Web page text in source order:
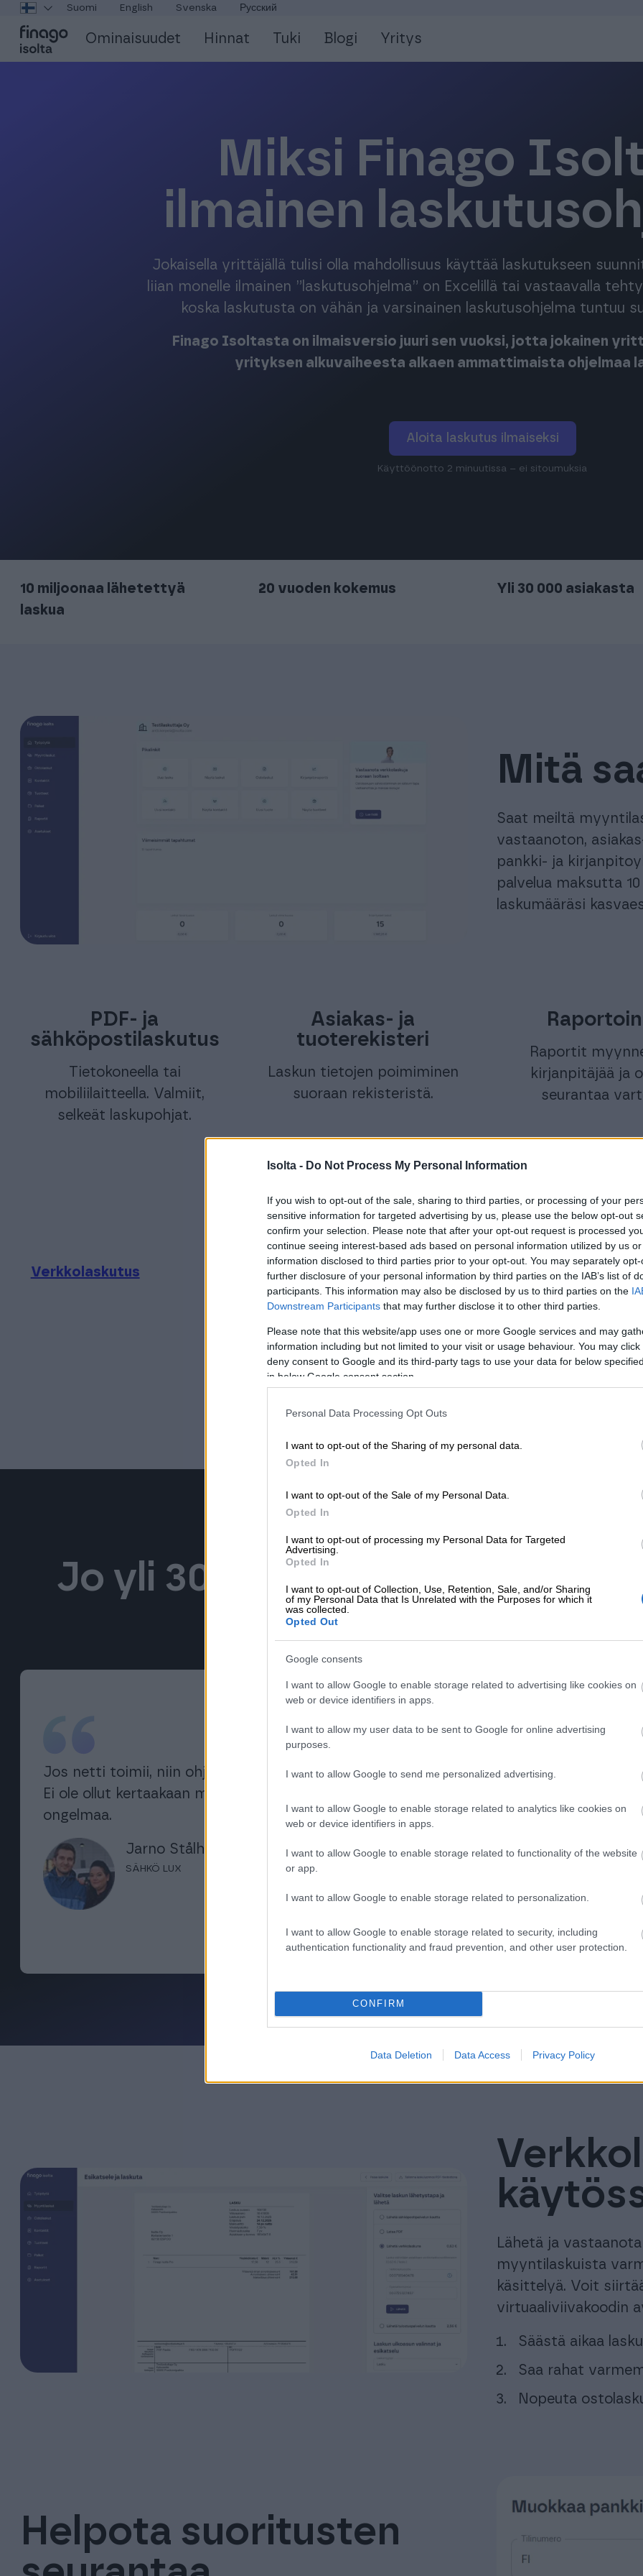
Isolta - Do Not Process My Personal Information
If you wish to opt-out of the sale, sharing to third parties, or processing of your
sensitive information for targeted advertising by us, please use the below opt-out
confirm your selection. Please note that after your opt-out request is processed
continue seeing interest-based ads based on personal information utilized by us
information disclosed to third parties prior to your opt-out. You may separately
further disclosure of your personal information by third parties on the IAB’s list of
participants. This information may also be disclosed by us to third parties on the
Downstream Participants that may further disclose it to other third parties.
Please note that this website/app uses one or more Google services and may
information including but not limited to your visit or usage behaviour. You may
deny consent to Google and its third-party tags to use your data for below
in below Google consent section.
Personal Data Processing Opt Outs
I want to opt-out of the Sharing of my personal data.
Opted In
I want to opt-out of the Sale of my Personal Data.
Opted In
I want to opt-out of processing my Personal Data for Targeted
Advertising.
Opted In
I want to opt-out of Collection, Use, Retention, Sale, and/or Sharing
of my Personal Data that Is Unrelated with the Purposes for which it
was collected.
Opted Out
Google consents
I want to allow Google to enable storage related to advertising like cookies on
web or device identifiers in apps.
I want to allow my user data to be sent to Google for online advertising
purposes.
I want to allow Google to send me personalized advertising.
I want to allow Google to enable storage related to analytics like cookies on
web or device identifiers in apps.
I want to allow Google to enable storage related to functionality of the website
or app.
I want to allow Google to enable storage related to personalization.
I want to allow Google to enable storage related to security, including
authentication functionality and fraud prevention, and other user protection.
CONFIRM
Data Deletion Data Access Privacy Policy
Suomi English Svenska Русский
Ominaisuudet Hinnat Tuki Blogi Yritys
Miksi Finago
ilmainen
Jokaisella yrittäjällä tulisi olla mahdollisuus käyttää laskutukseen
liian monelle ilmainen ”laskutusohjelma” on Excelillä tai vastaavalla
koska laskutusta on vähän ja varsinainen laskutusohjelma tuntuu
Finago Isoltasta on ilmaisversio juuri sen vuoksi, jotta jokainen
yrityksen alkuvaiheesta alkaen ammattimaista ohjelmaa
Aloita laskutus ilmaiseksi
Käyttöönotto 2 minuutissa – ei sitoumuksia
10 miljoonaa lähetettyä
laskua
20 vuoden kokemus Yli 30 000 asiakasta
Mitä
Saat meiltä
vastaanoton,
pankki- ja
palvelua maksutta
laskumääräsi
PDF- ja
sähköpostilaskutus
Tietokoneella tai
mobiliilaitteella. Valmiit,
selkeät laskupohjat.
Asiakas- ja
tuoterekisteri
Laskun tietojen poimiminen
suoraan rekisteristä.
Raportit
kirjanpitäjää ja
seurantaa
Mitkä toiminnot ovat
Verkkolaskutus Rahoitus Perintä Palkanlaskenta
Aloita laskutus ilmaiseksi
Käyttöönotto 2 minuutissa – ei sitoumuksia
Jo yli 30 000 yrittäjää luottaa
Jos netti toimii, niin ohjelma toimii.
Ei ole ollut kertaakaan mitään
ongelmaa.
Jarno Stålhane
SÄHKÖ LUX
Laskun luominen on nautinnollista,
WEB-VEISTÄMÖ OY
Lähetä ja
myyntilaskuista
käsittelyä. Voit
virtuaaliviivakoodin
Säästä aikaa
Saa rahat
Nopeuta
Helpota suoritusten